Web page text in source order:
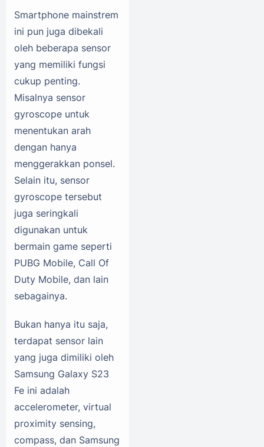
Smartphone mainstrem
ini pun juga dibekali
oleh beberapa sensor
yang memiliki fungsi
cukup penting.
Misalnya sensor
gyroscope untuk
menentukan arah
dengan hanya
menggerakkan ponsel.
Selain itu, sensor
gyroscope tersebut
juga seringkali
digunakan untuk
bermain game seperti
PUBG Mobile, Call Of
Duty Mobile, dan lain
sebagainya.
Bukan hanya itu saja,
terdapat sensor lain
yang juga dimiliki oleh
Samsung Galaxy S23
Fe ini adalah
accelerometer, virtual
proximity sensing,
compass, dan Samsung